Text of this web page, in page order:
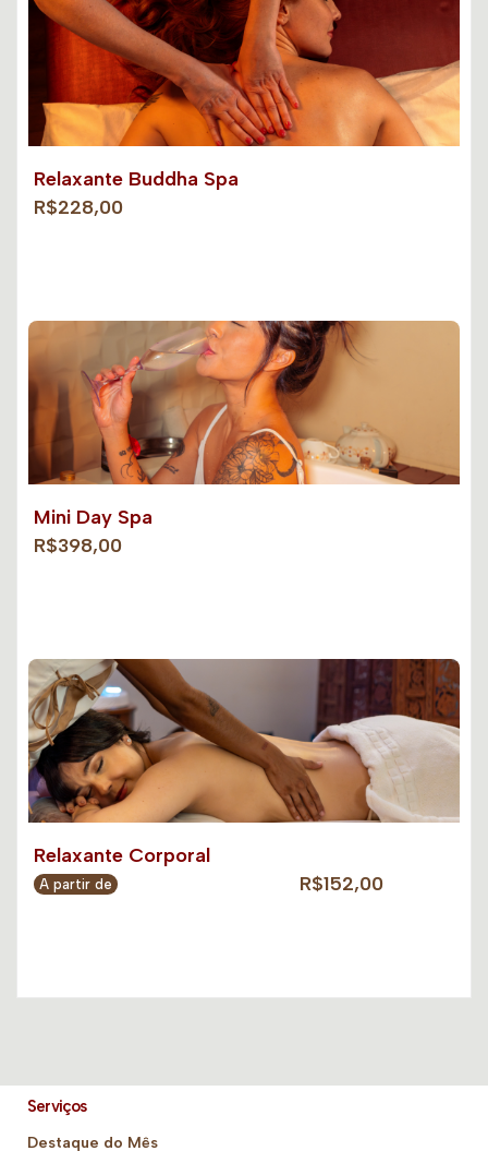
Relaxante Buddha Spa
R$228,00
Mini Day Spa
R$398,00
Relaxante Corporal
A partir de R$152,00
Serviços
Destaque do Mês